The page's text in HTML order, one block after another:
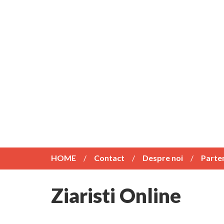
HOME Contact Despre noi
Ziaristi Online